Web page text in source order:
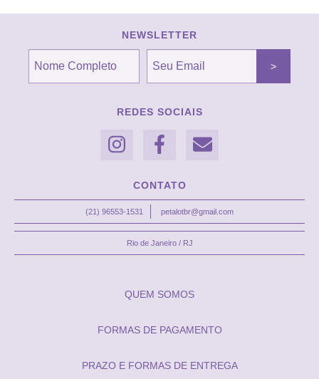
NEWSLETTER
REDES SOCIAIS
CONTATO
(21) 96553-1531 petalotbr@gmail.com
Rio de Janeiro / RJ
QUEM SOMOS
FORMAS DE PAGAMENTO
PRAZO E FORMAS DE ENTREGA